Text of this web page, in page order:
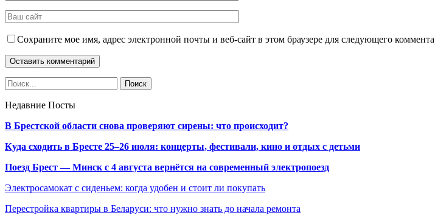
Сохраните мое имя, адрес электронной почты и веб-сайт в этом браузере для следующего
Недавние Посты
В Брестской области снова проверяют сирены: что происходит?
Куда сходить в Бресте 25–26 июля: концерты, фестивали, кино и отдых с детьми
Поезд Брест — Минск с 4 августа вернётся на современный электропоезд
Электросамокат с сиденьем: когда удобен и стоит ли покупать
Перестройка квартиры в Беларуси: что нужно знать до начала ремонта